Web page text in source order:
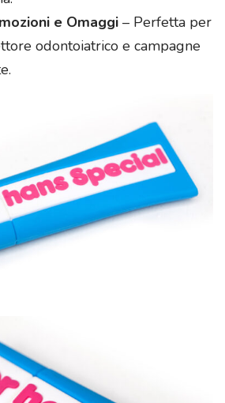
e Omaggi – Perfetta per
odontoiatrico e campagne